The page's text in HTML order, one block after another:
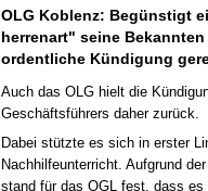
OLG Ko­blenz: Begüns­tigt
her­ren­art" sei­ne
or­dent­li­che Kündi­gung
Auch das OLG hielt die
Geschäftsführers da­her zurück.
Da­bei stütz­te es sich in ers­ter
Nach­hil­fe­un­ter­richt. Auf­grund
stand für das OGL fest, dass